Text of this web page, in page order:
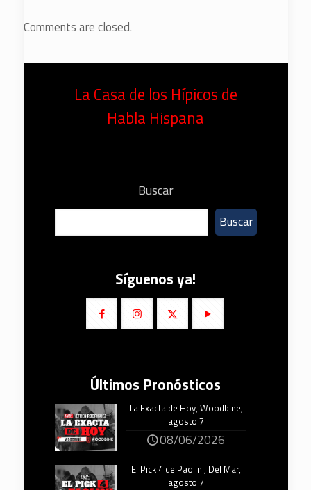
Comments are closed.
La Casa de los Hípicos de
Habla Hispana
Buscar
Buscar
Síguenos ya!
Últimos Pronósticos
La Exacta de Hoy, Woodbine,
agosto 7
08/06/2026
El Pick 4 de Paolini, Del Mar,
agosto 7